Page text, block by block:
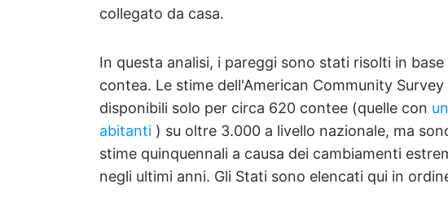
collegato da casa.
In questa analisi, i pareggi sono stati risolti in
contea. Le stime dell'American Community
disponibili solo per circa 620 contee (quelle con
abitanti ) su oltre 3.000 a livello nazionale, ma
stime quinquennali a causa dei cambiamenti
negli ultimi anni. Gli Stati sono elencati qui in